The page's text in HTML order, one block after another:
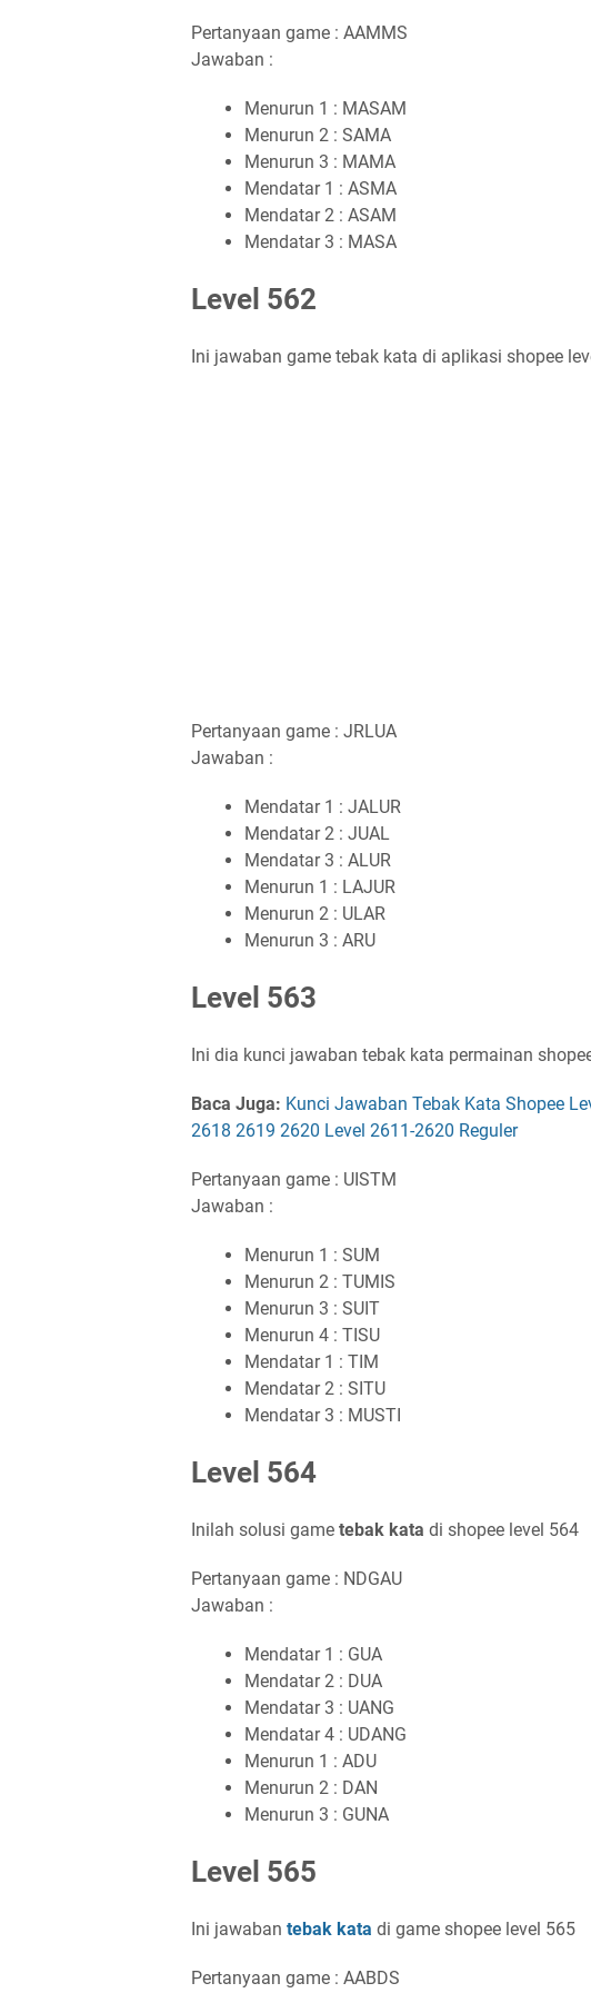
Pertanyaan game : AAMMS
Jawaban :
Menurun 1 : MASAM
Menurun 2 : SAMA
Menurun 3 : MAMA
Mendatar 1 : ASMA
Mendatar 2 : ASAM
Mendatar 3 : MASA
Level 562
Ini jawaban game tebak kata di aplikasi shopee
Pertanyaan game : JRLUA
Jawaban :
Mendatar 1 : JALUR
Mendatar 2 : JUAL
Mendatar 3 : ALUR
Menurun 1 : LAJUR
Menurun 2 : ULAR
Menurun 3 : ARU
Level 563
Ini dia kunci jawaban tebak kata permainan
Baca Juga: Kunci Jawaban Tebak Kata Shopee
2618 2619 2620 Level 2611-2620 Reguler
Pertanyaan game : UISTM
Jawaban :
Menurun 1 : SUM
Menurun 2 : TUMIS
Menurun 3 : SUIT
Menurun 4 : TISU
Mendatar 1 : TIM
Mendatar 2 : SITU
Mendatar 3 : MUSTI
Level 564
Inilah solusi game tebak kata di shopee level 564
Pertanyaan game : NDGAU
Jawaban :
Mendatar 1 : GUA
Mendatar 2 : DUA
Mendatar 3 : UANG
Mendatar 4 : UDANG
Menurun 1 : ADU
Menurun 2 : DAN
Menurun 3 : GUNA
Level 565
Ini jawaban tebak kata di game shopee level 565
Pertanyaan game : AABDS